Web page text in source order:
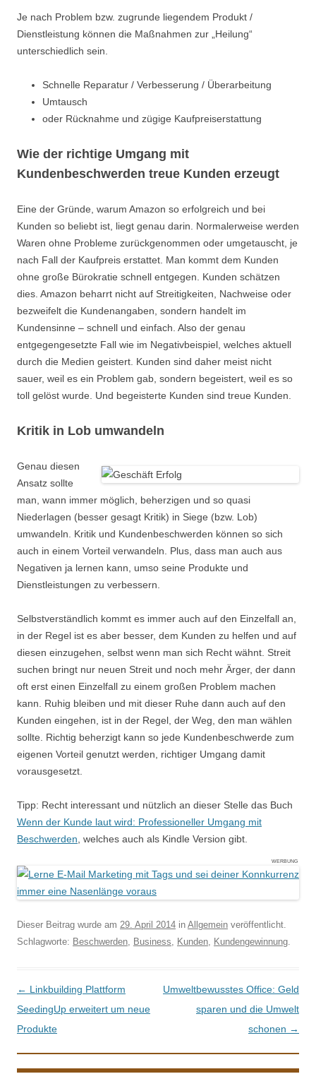
Je nach Problem bzw. zugrunde liegendem Produkt /
Dienstleistung können die Maßnahmen zur „Heilung“
unterschiedlich sein.
Schnelle Reparatur / Verbesserung / Überarbeitung
Umtausch
oder Rücknahme und zügige Kaufpreiserstattung
Wie der richtige Umgang mit
Kundenbeschwerden treue Kunden erzeugt
Eine der Gründe, warum Amazon so erfolgreich und bei
Kunden so beliebt ist, liegt genau darin. Normalerweise werden
Waren ohne Probleme zurückgenommen oder umgetauscht, je
nach Fall der Kaufpreis erstattet. Man kommt dem Kunden
ohne große Bürokratie schnell entgegen. Kunden schätzen
dies. Amazon beharrt nicht auf Streitigkeiten, Nachweise oder
bezweifelt die Kundenangaben, sondern handelt im
Kundensinne – schnell und einfach. Also der genau
entgegengesetzte Fall wie im Negativbeispiel, welches aktuell
durch die Medien geistert. Kunden sind daher meist nicht
sauer, weil es ein Problem gab, sondern begeistert, weil es so
toll gelöst wurde. Und begeisterte Kunden sind treue Kunden.
Kritik in Lob umwandeln
Genau diesen
Ansatz sollte
man, wann immer möglich, beherzigen und so quasi
Niederlagen (besser gesagt Kritik) in Siege (bzw. Lob)
umwandeln. Kritik und Kundenbeschwerden können so sich
auch in einem Vorteil verwandeln. Plus, dass man auch aus
Negativen ja lernen kann, umso seine Produkte und
Dienstleistungen zu verbessern.
Selbstverständlich kommt es immer auch auf den Einzelfall an,
in der Regel ist es aber besser, dem Kunden zu helfen und auf
diesen einzugehen, selbst wenn man sich Recht wähnt. Streit
suchen bringt nur neuen Streit und noch mehr Ärger, der dann
oft erst einen Einzelfall zu einem großen Problem machen
kann. Ruhig bleiben und mit dieser Ruhe dann auch auf den
Kunden eingehen, ist in der Regel, der Weg, den man wählen
sollte. Richtig beherzigt kann so jede Kundenbeschwerde zum
eigenen Vorteil genutzt werden, richtiger Umgang damit
vorausgesetzt.
Tipp: Recht interessant und nützlich an dieser Stelle das Buch
Wenn der Kunde laut wird: Professioneller Umgang mit
Beschwerden , welches auch als Kindle Version gibt.
WERBUNG
Dieser Beitrag wurde am 29. April 2014 in Allgemein veröffentlicht.
Schlagworte: Beschwerden, Business, Kunden, Kundengewinnung.
Beitrags-Navigation
← Linkbuilding Plattform
SeedingUp erweitert um neue
Produkte
Umweltbewusstes Office: Geld
sparen und die Umwelt
schonen →